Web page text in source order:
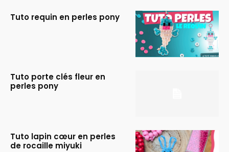
Tuto requin en perles pony
Tuto porte clés fleur en
perles pony
Tuto lapin cœur en perles
de rocaille miyuki